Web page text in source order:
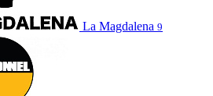
La Magdalena 9